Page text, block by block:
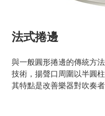
法式捲邊
與一般圓形捲邊的傳統方
技術，揚聲口周圍以半圓
其特點是改善樂器對吹奏者